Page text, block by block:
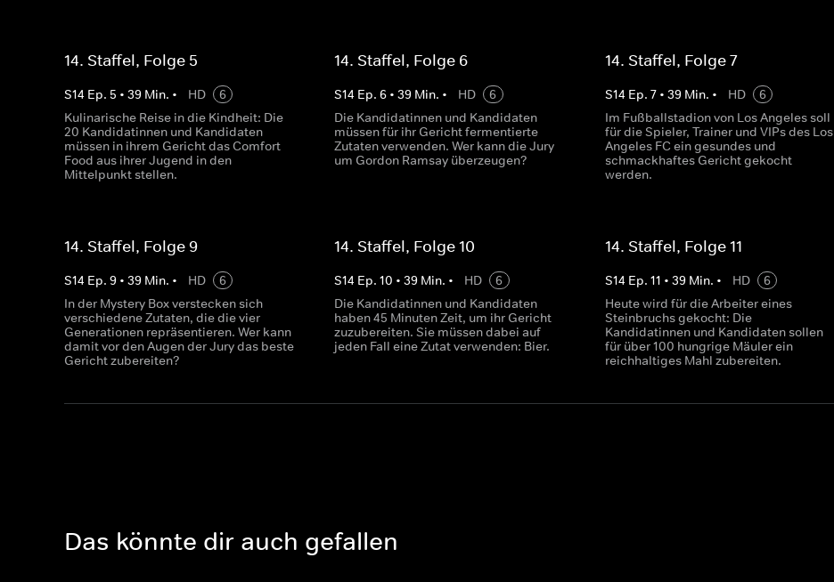
14. Staffel, Folge 5
S14 Ep. 5 • 39 Min. • HD
6
Kulinarische Reise in die Kindheit: Die
20 Kandidatinnen und Kandidaten
müssen in ihrem Gericht das Comfort
Food aus ihrer Jugend in den
Mittelpunkt stellen.
14. Staffel, Folge 6
S14 Ep.6 •39 Min. • HD
6
Die Kandidatinnen und Kandidaten
müssen für ihr Gericht fermentierte
Zutaten verwenden. Wer kann die Jury
um Gordon Ramsay überzeugen?
14. Staffel, Folge 7
S14 Ep. 7• 39Min. • HD
6
Im Fußballstadion von Los Angeles soll
für die Spieler, Trainer und VIPs des Los
Angeles FC ein gesundes und
schmackhaftes Gericht gekocht
werden.
14. Staffel, Folge 9
S14 Ep. 9 • 39 Min. • HD
6
In der Mystery Box verstecken sich
verschiedene Zutaten, die die vier
Generationen repräsentieren. Wer kann
damit vor den Augen der Jury das beste
Gericht zubereiten?
14. Staffel, Folge 10
S14 Ep.10 •39 Min. • HD
6
Die Kandidatinnen und Kandidaten
haben 45 Minuten Zeit, um ihr Gericht
zuzubereiten. Sie müssen dabei auf
jeden Fall eine Zutat verwenden: Bier.
14. Staffel, Folge 11
S14 Ep. 11 • 39Min. • HD
6
Heute wird für die Arbeiter eines
Steinbruchs gekocht: Die
Kandidatinnen und Kandidaten sollen
für über 100 hungrige Mäuler ein
reichhaltiges Mahl zubereiten.
Das könnte dir auch gefallen